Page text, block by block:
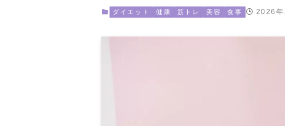
ダイエット 健康 筋トレ 美容 食事 2026年